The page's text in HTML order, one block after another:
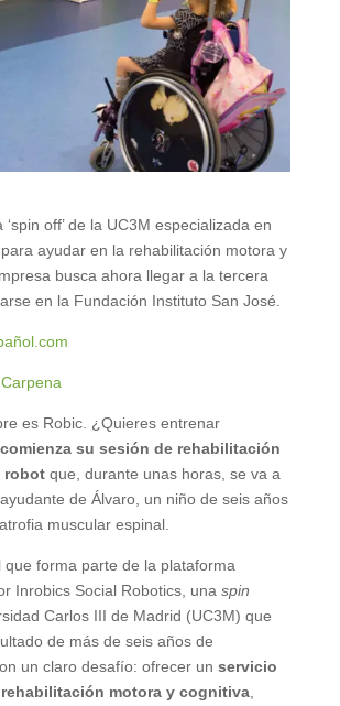
off’ de la UC3M especializada en
ayudar en la rehabilitación motora y
busca ahora llegar a la tercera
en la Fundación Instituto San José.
es Robic. ¿Quieres entrenar
comienza su sesión de rehabilitación
robotque, durante unas horas, se va a
de Álvaro, un niño de seis años
muscular espinal.
que forma parte de la plataforma
Inrobics Social Robotics, una spin
Carlos III de Madrid (UC3M) que
de más de seis años de
un claro desafío: ofrecer un servicio
motora y cognitiva,